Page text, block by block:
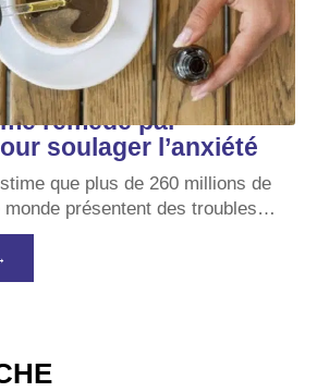
remède par
soulager l’anxiété
que plus de 260 millions de
présentent des troubles…